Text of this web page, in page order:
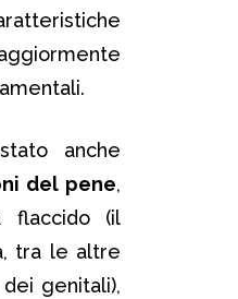
anche
del pene,
(il
tra le altre
genitali),